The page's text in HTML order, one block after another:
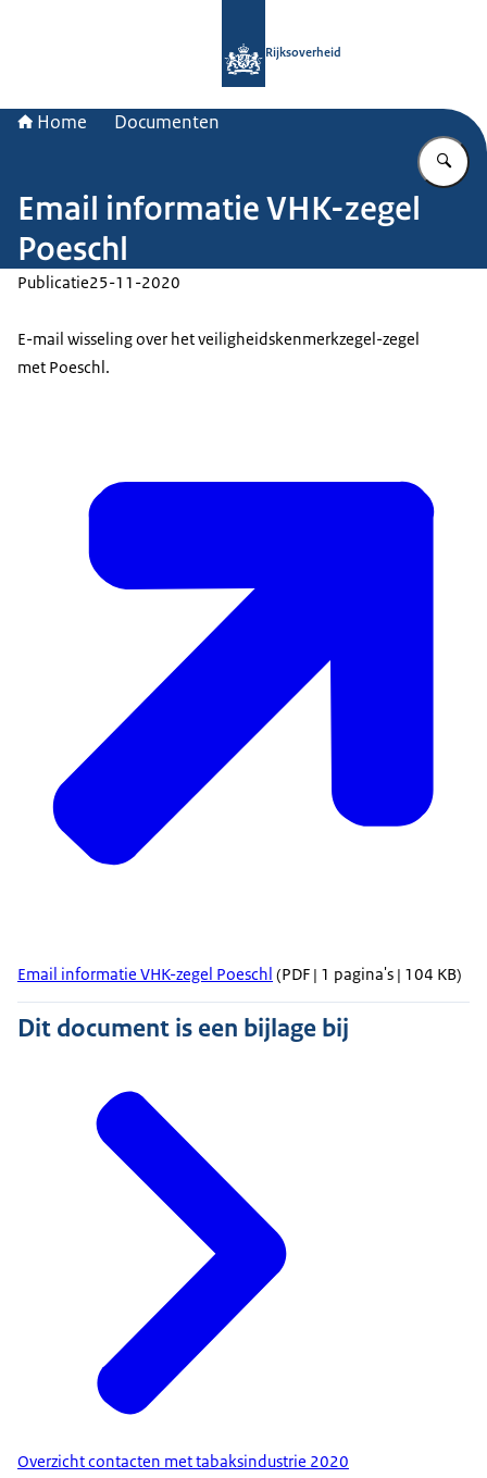
Rijksoverheid
Home Documenten
Email informatie VHK-zegel
Poeschl
Publicatie25-11-2020
E-mail wisseling over het veiligheidskenmerkzegel-zegel
met Poeschl.
Email informatie VHK-zegel Poeschl (PDF | 1 pagina's | 104 KB)
Dit document is een bijlage bij
Overzicht contacten met tabaksindustrie 2020